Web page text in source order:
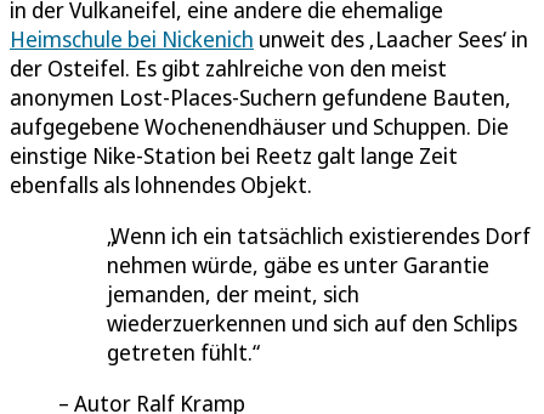
in der Vulkaneifel, eine andere die ehemalige
Heimschule bei Nickenich unweit des ‚Laacher Sees‘ in
der Osteifel. Es gibt zahlreiche von den meist
anonymen Lost-Places-Suchern gefundene Bauten,
aufgegebene Wochenendhäuser und Schuppen. Die
einstige Nike-Station bei Reetz galt lange Zeit
ebenfalls als lohnendes Objekt.
Wenn ich ein tatsächlich existierendes Dorf
nehmen würde, gäbe es unter Garantie
jemanden, der meint, sich
wiederzuerkennen und sich auf den Schlips
getreten fühlt.
Autor Ralf Kramp